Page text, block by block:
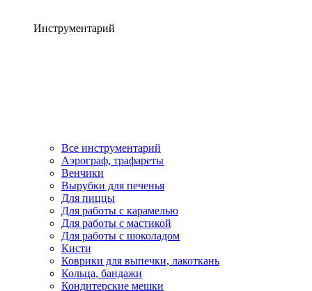
Инструментарий
Все инструментарий
Аэрограф, трафареты
Венчики
Вырубки для печенья
Для пиццы
Для работы с карамелью
Для работы с мастикой
Для работы с шоколадом
Кисти
Коврики для выпечки, лакоткань
Кольца, бандажи
Кондитерские мешки